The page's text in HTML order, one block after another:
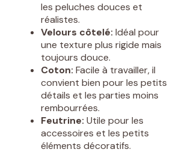
les peluches douces et
réalistes.
Velours côtelé: Idéal pour
une texture plus rigide mais
toujours douce.
Coton: Facile à travailler, il
convient bien pour les petits
détails et les parties moins
rembourrées.
Feutrine: Utile pour les
accessoires et les petits
éléments décoratifs.